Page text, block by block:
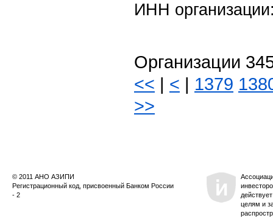
ИНН
Организации
<< | < | 1379
>>
© 2011 АНО АЗИПИ
Регистрационный код, присвоенный Банком России
- 2
целям и